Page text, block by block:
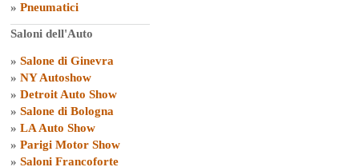
» Pneumatici
Saloni dell'Auto
» Salone di Ginevra
» NY Autoshow
» Detroit Auto Show
» Salone di Bologna
» LA Auto Show
» Parigi Motor Show
» Saloni Francoforte